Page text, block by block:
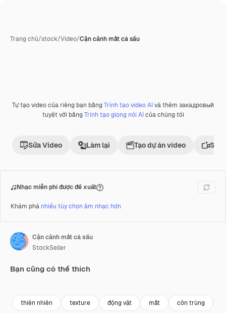
Trang chủ/stock/Video/Cận cảnh mắt cá sấu
Phần thưởng
Tự tạo video của riêng bạn bằngTrình tạo video AIvà thêm закадровый
tuyệt vời bằngTrình tạo giọng nói AIcủa chúng tôi
Sửa Video Làm lại Tạo dự án video Sử
Nhạc miễn phí được đề xuất
Khám phá nhiều tùy chọn âm nhạc hơn
Cận cảnh mắt cá sấu
StockSeller
Bạn cũng có thể thích
thiên nhiên texture động vật mắt côn trùng